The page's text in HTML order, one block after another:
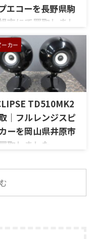
、ボリューム、トーンコン
ール、MMフォノ入力、バ
コンディション、リモコン
付属品の有無を確認しな
査定いたしました。 買取
：McIntosh C712 メーカ
McIntosh / マッキントッ
エコーを長野県駒
市にて買取しまし
県駒ケ根市で、遺品整理に
KORGのテープエコー
500 Stage Echo」を出張
させていただきました。
のお品物は、前オーナー
大切に保管されていたヴ
テージのテープエコーで、
族様より「価値があるも
分からないので、処分する
見てほしい」とご相談い
、テープを使用したアナ
エコーならではの揺らぎ
感を楽しめる機材です。査
ーカー
TD510MK2
｜フルレンジスピ
ーを岡山県井原市
取しました
ンジスピーカー
」を出張買取させ